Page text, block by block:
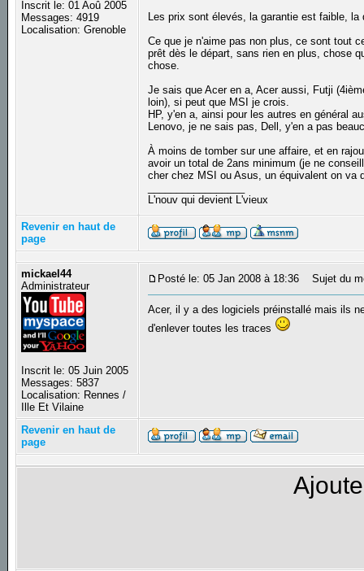
Inscrit le: 01 Aoû 2005
Messages: 4919
Localisation: Grenoble
Les prix sont élevés, la garantie est faible, la
Ce que je n'aime pas non plus, ce sont tout
prêt dès le départ, sans rien en plus, chose
chose.
Je sais que Acer en a, Acer aussi, Futji
loin), si peut que MSI je crois.
HP, y'en a, ainsi pour les autres en général
Lenovo, je ne sais pas, Dell, y'en a pas
À moins de tomber sur une affaire, et en
avoir un total de 2ans minimum (je ne
cher chez MSI ou Asus, un équivalent on va
L'nouv qui devient L'vieux
Revenir en haut de
page
mickael44
Administrateur
Inscrit le: 05 Juin 2005
Messages: 5837
Localisation: Rennes /
Ille Et Vilaine
Posté le: 05 Jan 2008 à 18:36 Sujet du
Acer, il y a des logiciels préinstallé mais ils
d'enlever toutes les traces
Revenir en haut de
page